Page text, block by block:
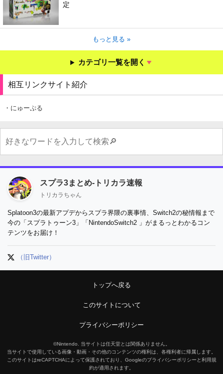
定
もっと見る »
カテゴリ一覧を開く
相互リンクサイト紹介
・にゅーぷる
スプラ3まとめ-トリカラ速報
トリカラちゃん
Splatoon3の最新アプデからスプラ界隈の裏事情、Switch2の秘情報まで
今の「スプラトゥーン3」「NintendoSwitch2 」がまるっとわかるコン
テンツをお届け！
（旧Twitter）
トップへ戻る
このサイトについて
プライバシーポリシー
©Nintendo. 当サイトは任天堂とは関係ありません。
当サイトで使用している画像・動画・その他のコンテンツの権利は、各権利者に帰属します。
このサイトはreCAPTCHAによって保護されており、Googleのプライバシーポリシーと利用規
約が適用されます。